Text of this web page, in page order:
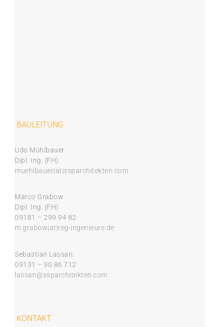
BAULEITUNG
Udo Mühlbauer
Dipl. Ing. (FH)
muehlbauer|at|ssparchitekten.com
Marco Grabow
Dipl. Ing. (FH)
09181 – 299 94 82
m.grabow|at|reg-ingenieure.de
Sebastian Lassan
09131 – 90 86 712
lassan@ssparchitekten.com
KONTAKT